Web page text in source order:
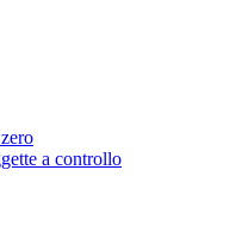
a controllo